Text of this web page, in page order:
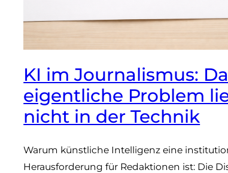
KI im Journalismus:
eigentliche Problem
nicht in der Technik
Warum künstliche Intelligenz eine
Herausforderung für Redaktionen ist: Die